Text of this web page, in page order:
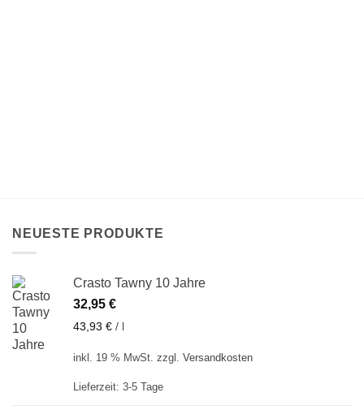
NEUESTE PRODUKTE
Crasto Tawny 10 Jahre
32,95 €
43,93 € / l
inkl. 19 % MwSt. zzgl. Versandkosten
Lieferzeit: 3-5 Tage